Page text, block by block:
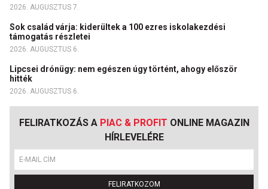
2026. AUGUSZTUS 7.
Sok család várja: kiderültek a 100 ezres iskolakezdési
támogatás részletei
2026. AUGUSZTUS 6.
Lipcsei drónügy: nem egészen úgy történt, ahogy először
hitték
2026. AUGUSZTUS 6.
FELIRATKOZÁS A PIAC & PROFIT ONLINE MAGAZIN
HÍRLEVELÉRE
FELIRATKOZOM